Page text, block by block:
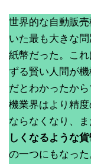
世界的な自動販
いた最も大きな
紙幣だった。こ
ずる賢い人間が
だとわかったか
機業界はより精
ならなくなり、
しくなるような
の一つにもなっ